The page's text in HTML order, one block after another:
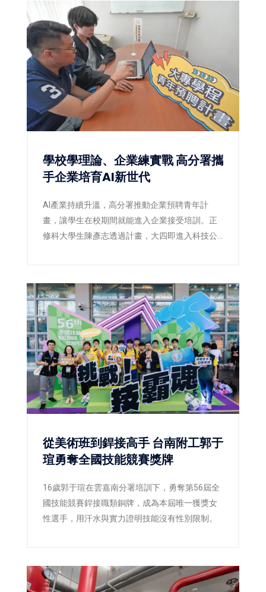
學校學理論、企業練實戰 高分署攜
手企業培育AI新世代
AI產業持續升溫，高分署推動企業預聘青年計
畫，讓學生在校期間就能進入企業接受培訓。正
修科大學生陳彥志透過計畫，大四即進入科技公
從美術班到銲接高手 台南附工郭于
瑄勇奪全國技能競賽獎牌
16歲郭于瑄在雲嘉南分署培訓下，勇奪第56屆全
國技能競賽銲接職類銅牌，成為本屆唯一獲獎女
性選手，用汗水與實力證明技能沒有性別限制。